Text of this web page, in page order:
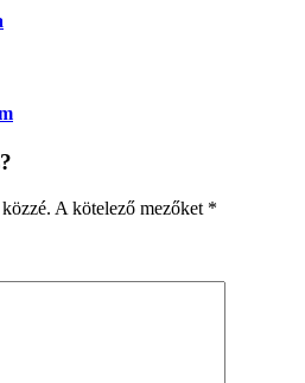
A kötelező mezőket *